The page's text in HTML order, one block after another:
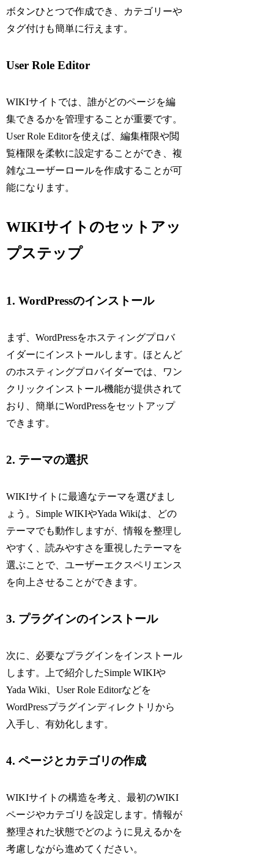
ボタンひとつで作成でき、カテゴリーや
タグ付けも簡単に行えます。
User Role Editor
WIKIサイトでは、誰がどのページを編
集できるかを管理することが重要です。
User Role Editorを使えば、編集権限や閲
覧権限を柔軟に設定することができ、複
雑なユーザーロールを作成することが可
能になります。
WIKIサイトのセットアッ
プステップ
1. WordPressのインストール
まず、WordPressをホスティングプロバ
イダーにインストールします。ほとんど
のホスティングプロバイダーでは、ワン
クリックインストール機能が提供されて
おり、簡単にWordPressをセットアップ
できます。
2. テーマの選択
WIKIサイトに最適なテーマを選びまし
ょう。Simple WIKIやYada Wikiは、どの
テーマでも動作しますが、情報を整理し
やすく、読みやすさを重視したテーマを
選ぶことで、ユーザーエクスペリエンス
を向上させることができます。
3. プラグインのインストール
次に、必要なプラグインをインストール
します。上で紹介したSimple WIKIや
Yada Wiki、User Role Editorなどを
WordPressプラグインディレクトリから
入手し、有効化します。
4. ページとカテゴリの作成
WIKIサイトの構造を考え、最初のWIKI
ページやカテゴリを設定します。情報が
整理された状態でどのように見えるかを
考慮しながら進めてください。